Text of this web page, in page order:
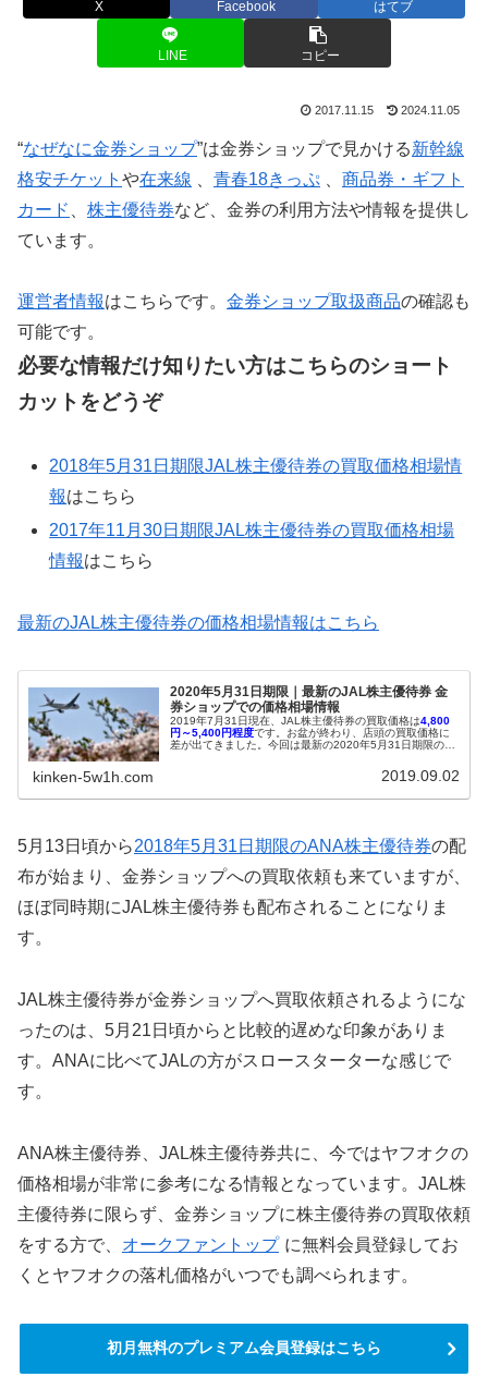
X Facebook はてブ
LINE コピー
2017.11.15 2024.11.05
“なぜなに金券ショップ”は金券ショップで見かける新幹線
格安チケット や在来線 青春18きっぷ
商品券・ギフト
カード
株主優待券など、金券の利用方法や情報を提供し
ています。
運営者情報はこちらです。 金券ショップ取扱商品の確認も
可能です。
必要な情報だけ知りたい方はこちらのショート
カットをどうぞ
2018年5月31日期限JAL株主優待券の買取価格相場情
報はこちら
2017年11月30日期限JAL株主優待券の買取価格相場
情報はこちら
最新のJAL株主優待券の価格相場情報はこちら
2020年5月31日期限｜最新のJAL株主優待券 金
券ショップでの価格相場情報
2019年7月31日現在、JAL株主優待券の買取価格は4,800
円～5,400円程度です。お盆が終わり、店頭の買取価格に
差が出てきました。今回は最新の2020年5月31日期限の
年11月30日期限のJAL株主優待券についても同様に紹介し
ます。配布当初の買取価格は4,500円～5,000円でした。ヤ
kinken-5w1h.com 2019.09.02
5月13日頃から2018年5月31日期限のANA株主優待券の配
布が始まり、金券ショップへの買取依頼も来ていますが、
ほぼ同時期にJAL株主優待券も配布されることになりま
す。
JAL株主優待券が金券ショップへ買取依頼されるようにな
ったのは、5月21日頃からと比較的遅めな印象がありま
す。ANAに比べてJALの方がスロースターターな感じで
す。
ANA株主優待券、JAL株主優待券共に、今ではヤフオクの
価格相場が非常に参考になる情報となっています。JAL株
主優待券に限らず、金券ショップに株主優待券の買取依頼
をする方で、 オークファントップ に無料会員登録してお
くとヤフオクの落札価格がいつでも調べられます。
初月無料のプレミアム会員登録はこちら